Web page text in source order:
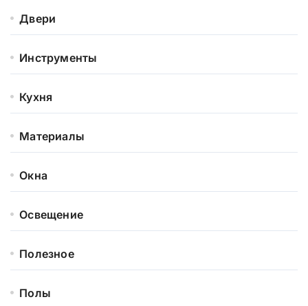
Двери
Инструменты
Кухня
Материалы
Окна
Освещение
Полезное
Полы